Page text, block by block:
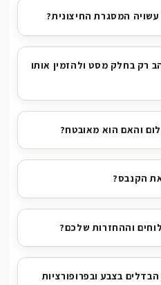
המסגרת החיצונית?
רק בחלק מסט ולהזמין אותו
והאם הוא מאובטח?
הקנבס?
וההחזרות שלכם?
בצבע ובפרופורציות